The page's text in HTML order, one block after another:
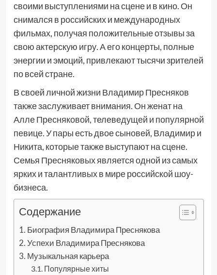
своими выступлениями на сцене и в кино. Он
снимался в российских и международных
фильмах, получая положительные отзывы за
свою актерскую игру. А его концерты, полные
энергии и эмоций, привлекают тысячи зрителей
по всей стране.
В своей личной жизни Владимир Пресняков
также заслуживает внимания. Он женат на
Алле Пресняковой, телеведущей и популярной
певице. У пары есть двое сыновей, Владимир и
Никита, которые также выступают на сцене.
Семья Пресняковых является одной из самых
ярких и талантливых в мире российской шоу-
бизнеса.
Содержание
Биография Владимира Преснякова
Успехи Владимира Преснякова
Музыкальная карьера
Популярные хиты